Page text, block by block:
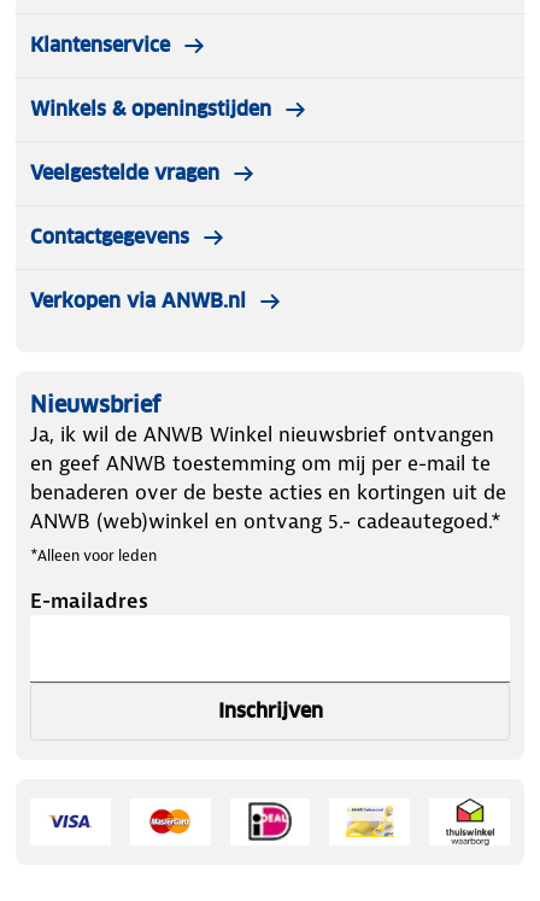
Klantenservice
Winkels & openingstijden
Veelgestelde vragen
Contactgegevens
Verkopen via ANWB.nl
Nieuwsbrief
Ja, ik wil de ANWB Winkel nieuwsbrief ontvangen
en geef ANWB toestemming om mij per e-mail te
benaderen over de beste acties en kortingen uit de
ANWB (web)winkel en ontvang 5.- cadeautegoed.*
*Alleen voor leden
E-mailadres
Inschrijven